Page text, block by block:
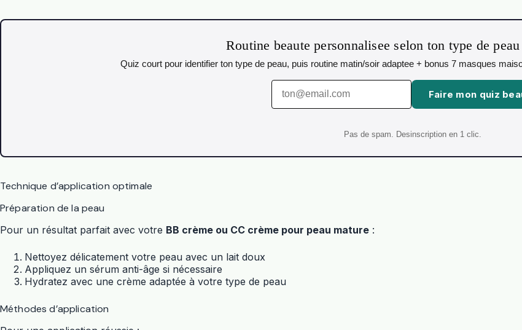
Routine beaute personnalisee selon ton type de
Quiz court pour identifier ton type de peau, puis routine matin/soir adaptee + bonus 7 masques
Faire mon quiz
Pas de spam. Desinscription en 1 clic.
Technique d’application optimale
Préparation de la peau
Pour un résultat parfait avec votre BB crème ou CC crème pour peau mature :
Nettoyez délicatement votre peau avec un lait doux
Appliquez un sérum anti-âge si nécessaire
Hydratez avec une crème adaptée à votre type de peau
Méthodes d’application